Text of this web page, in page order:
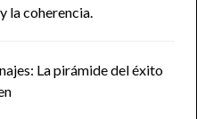
la coherencia.
La pirámide del éxito